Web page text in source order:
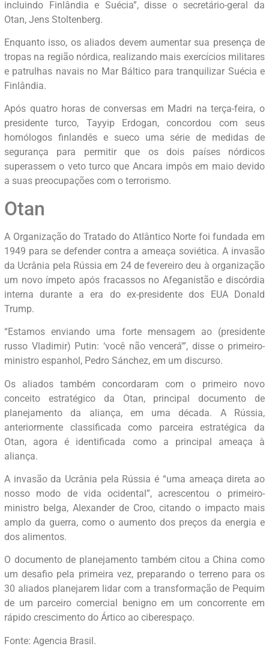
incluindo Finlândia e Suécia”, disse o secretário-geral da
Otan, Jens Stoltenberg.
Enquanto isso, os aliados devem aumentar sua presença de
tropas na região nórdica, realizando mais exercícios militares
e patrulhas navais no Mar Báltico para tranquilizar Suécia e
Finlândia.
Após quatro horas de conversas em Madri na terça-feira, o
presidente turco, Tayyip Erdogan, concordou com seus
homólogos finlandês e sueco uma série de medidas de
segurança para permitir que os dois países nórdicos
superassem o veto turco que Ancara impôs em maio devido
a suas preocupações com o terrorismo.
Otan
A Organização do Tratado do Atlântico Norte foi fundada em
1949 para se defender contra a ameaça soviética. A invasão
da Ucrânia pela Rússia em 24 de fevereiro deu à organização
um novo ímpeto após fracassos no Afeganistão e discórdia
interna durante a era do ex-presidente dos EUA Donald
Trump.
“Estamos enviando uma forte mensagem ao (presidente
russo Vladimir) Putin: ‘você não vencerá'”, disse o primeiro-
ministro espanhol, Pedro Sánchez, em um discurso.
Os aliados também concordaram com o primeiro novo
conceito estratégico da Otan, principal documento de
planejamento da aliança, em uma década. A Rússia,
anteriormente classificada como parceira estratégica da
Otan, agora é identificada como a principal ameaça à
aliança.
A invasão da Ucrânia pela Rússia é “uma ameaça direta ao
nosso modo de vida ocidental”, acrescentou o primeiro-
ministro belga, Alexander de Croo, citando o impacto mais
amplo da guerra, como o aumento dos preços da energia e
dos alimentos.
O documento de planejamento também citou a China como
um desafio pela primeira vez, preparando o terreno para os
30 aliados planejarem lidar com a transformação de Pequim
de um parceiro comercial benigno em um concorrente em
rápido crescimento do Ártico ao ciberespaço.
Fonte: Agencia Brasil.